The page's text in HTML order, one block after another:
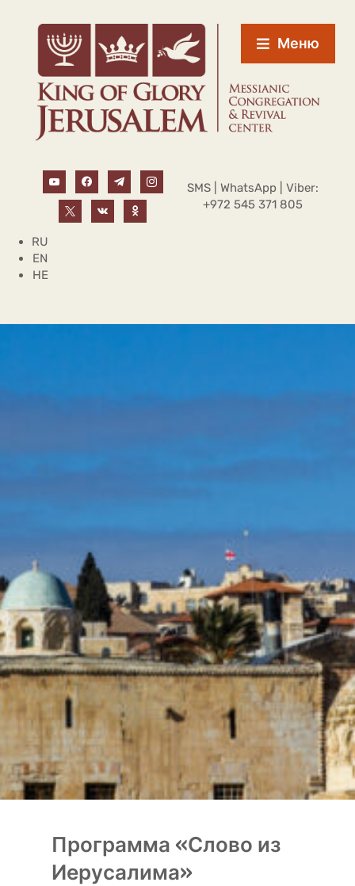
Меню
SMS | WhatsApp | Viber:
+972 545 371 805
RU
EN
HE
Программа «Слово из
Иерусалима»